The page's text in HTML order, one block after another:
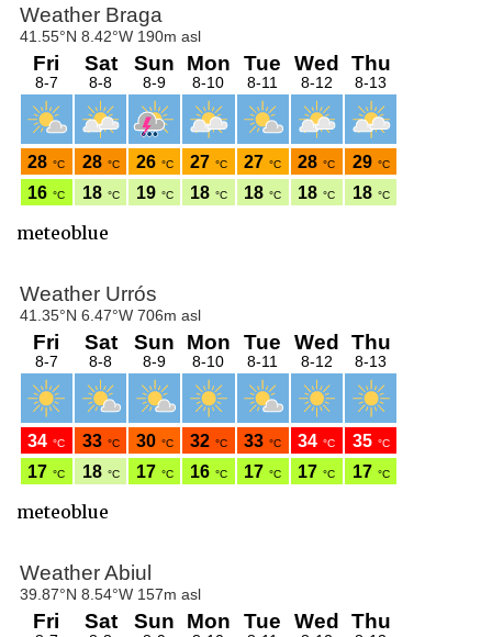
meteoblue
meteoblue